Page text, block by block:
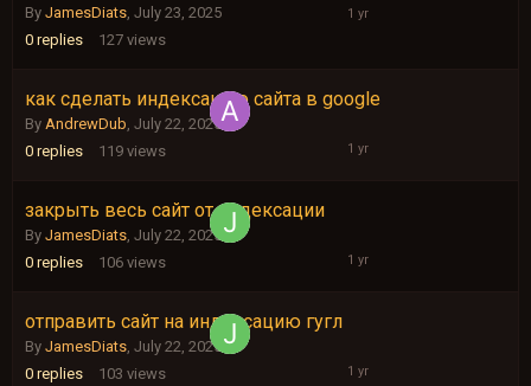
By JamesDiats, July 23, 2025
0 replies 127 views
как сделать индексацию сайта в google
By AndrewDub, July 22, 2025
0 replies 119 views
July
закрыть весь сайт от индексации
By JamesDiats, July 22, 2025
0 replies 106 views
July
отправить сайт на индексацию гугл
By JamesDiats, July 22, 2025
0 replies 103 views
July